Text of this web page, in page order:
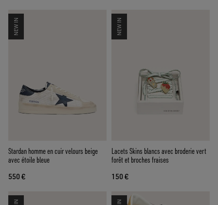
NEW IN
Stardan homme en cuir velours beige
avec étoile bleue
550 €
NEW IN
Lacets Skins blancs avec broderie vert
forêt et broches fraises
150 €